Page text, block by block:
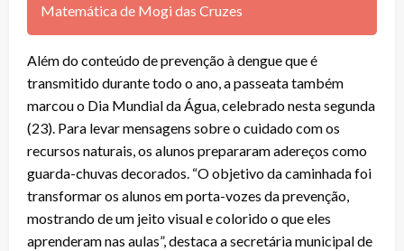
Matemática de Mogi das Cruzes
Além do conteúdo de prevenção à dengue que é
transmitido durante todo o ano, a passeata também
marcou o Dia Mundial da Água, celebrado nesta segunda
(23). Para levar mensagens sobre o cuidado com os
recursos naturais, os alunos prepararam adereços como
guarda-chuvas decorados. “O objetivo da caminhada foi
transformar os alunos em porta-vozes da prevenção,
mostrando de um jeito visual e colorido o que eles
aprenderam nas aulas”, destaca a secretária municipal de